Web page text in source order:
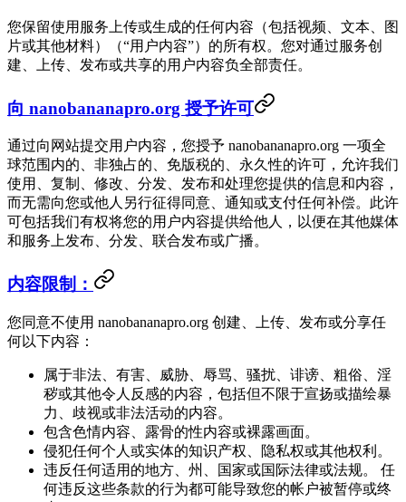
您保留使用服务上传或生成的任何内容（包括视频、文本、图
片或其他材料）（“用户内容”）的所有权。您对通过服务创
建、上传、发布或共享的用户内容负全部责任。
向 nanobananapro.org 授予许可
通过向网站提交用户内容，您授予 nanobananapro.org 一项全
球范围内的、非独占的、免版税的、永久性的许可，允许我们
使用、复制、修改、分发、发布和处理您提供的信息和内容，
而无需向您或他人另行征得同意、通知或支付任何补偿。此许
可包括我们有权将您的用户内容提供给他人，以便在其他媒体
和服务上发布、分发、联合发布或广播。
内容限制：
您同意不使用 nanobananapro.org 创建、上传、发布或分享任
何以下内容：
属于非法、有害、威胁、辱骂、骚扰、诽谤、粗俗、淫
秽或其他令人反感的内容，包括但不限于宣扬或描绘暴
力、歧视或非法活动的内容。
包含色情内容、露骨的性内容或裸露画面。
侵犯任何个人或实体的知识产权、隐私权或其他权利。
违反任何适用的地方、州、国家或国际法律或法规。 任
何违反这些条款的行为都可能导致您的帐户被暂停或终